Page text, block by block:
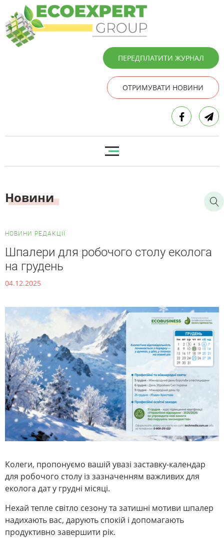
ПЕРЕДПЛАТИТИ ЖУРНАЛ
ОТРИМУВАТИ НОВИНИ
Новини
НОВИНИ РЕДАКЦІЇ
Шпалери для робочого столу еколога
на грудень
04.12.2025
Колеги, пропонуємо вашій увазі заставку-календар
для робочого столу із зазначенням важливих для
еколога дат у грудні місяці.
Нехай тепле світло сезону та затишні мотиви шпалер
надихають вас, дарують спокій і допомагають
продуктивно завершити рік.